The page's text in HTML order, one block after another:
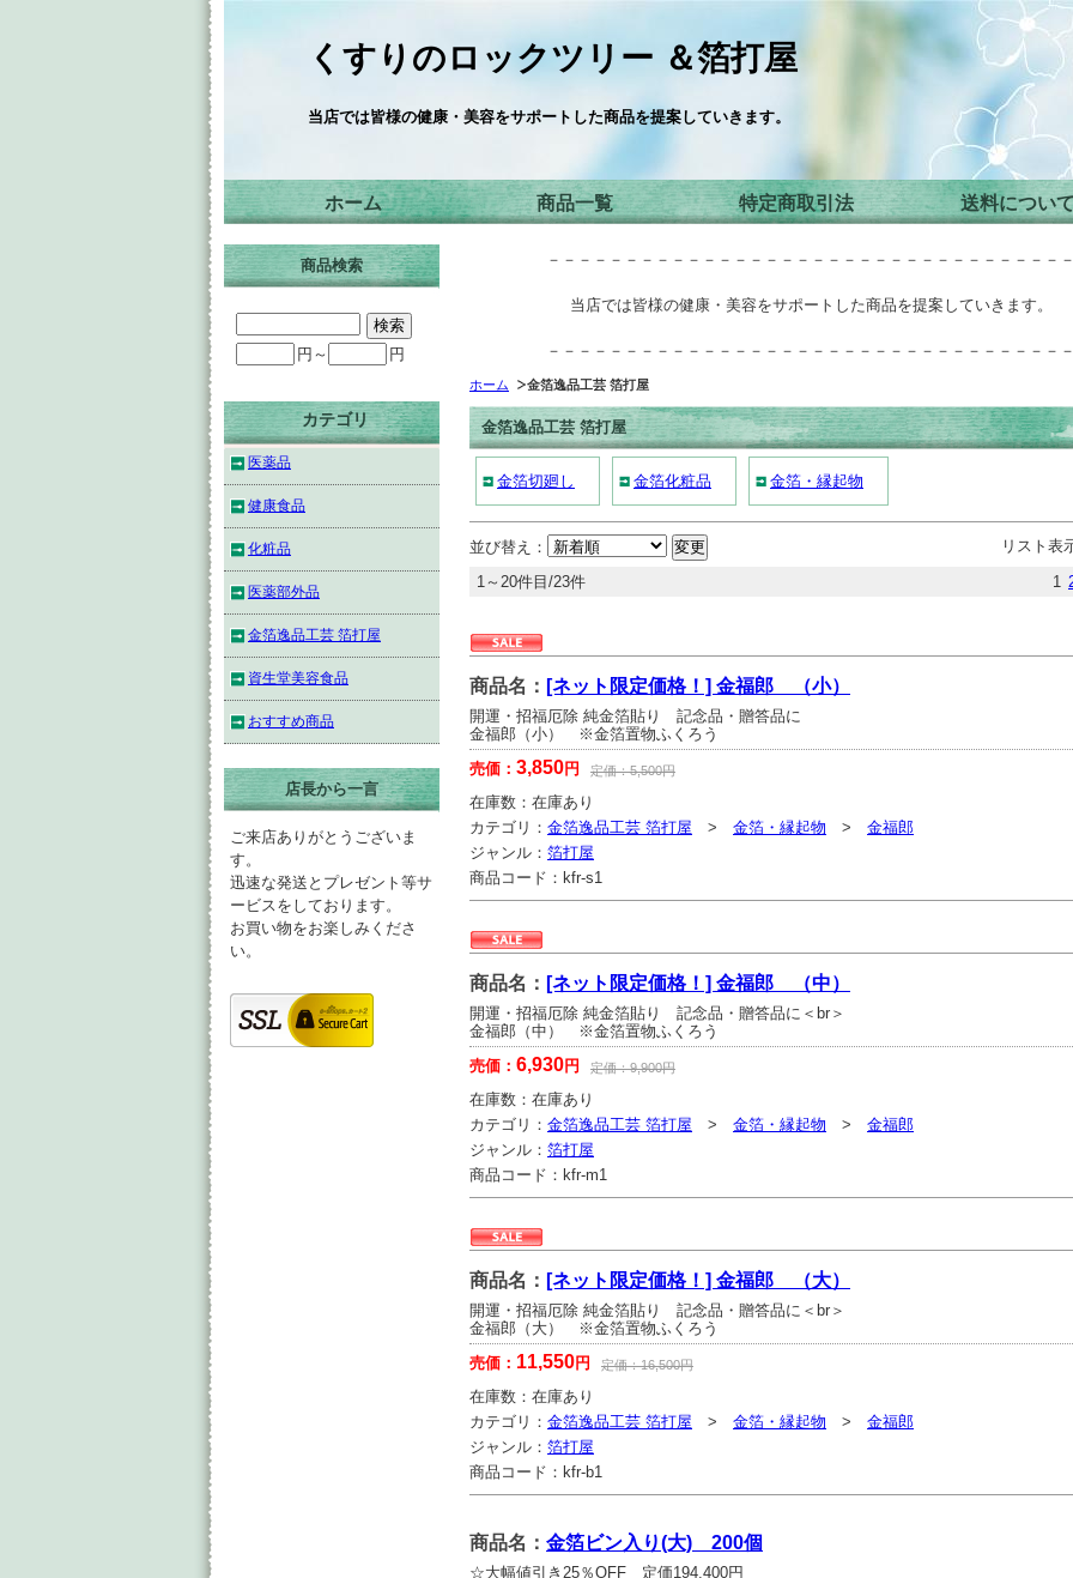
くすりのロックツリー ＆箔打屋
当店では皆様の健康・美容をサポートした商品を提案していきます。
ホーム 商品一覧 特定商取引法 送料につい
－－－－－－－－－－－－－－－－－－－－－－－－－－－－－－－－－
当店では皆様の健康・美容をサポートした商品を提案していきます。
－－－－－－－－－－－－－－－－－－－－－－－－－－－－－－－－－
ホーム 金箔逸品工芸 箔打屋
金箔逸品工芸 箔打屋
金箔切廻し 金箔化粧品 金箔・縁起物
リスト表
並び替え：
1
1～20件目/23件
商品名： [ネット限定価格！] 金福郎 （小）
開運・招福厄除 純金箔貼り 記念品・贈答品に
金福郎（小） ※金箔置物ふくろう
売価： 3,850円 定価：5,500円
在庫数： 在庫あり
カテゴリ： 金箔逸品工芸 箔打屋 > 金箔・縁起物 > 金福郎
ジャンル： 箔打屋
商品コード： kfr-s1
商品名： [ネット限定価格！] 金福郎 （中）
開運・招福厄除 純金箔貼り 記念品・贈答品に＜br＞
金福郎（中） ※金箔置物ふくろう
売価： 6,930円 定価：9,900円
在庫数： 在庫あり
カテゴリ： 金箔逸品工芸 箔打屋 > 金箔・縁起物 > 金福郎
ジャンル： 箔打屋
商品コード： kfr-m1
商品名： [ネット限定価格！] 金福郎 （大）
開運・招福厄除 純金箔貼り 記念品・贈答品に＜br＞
金福郎（大） ※金箔置物ふくろう
売価： 11,550円 定価：16,500円
在庫数： 在庫あり
カテゴリ： 金箔逸品工芸 箔打屋 > 金箔・縁起物 > 金福郎
ジャンル： 箔打屋
商品コード： kfr-b1
商品名： 金箔ビン入り(大) 200個
☆大幅値引き25％OFF 定価194.400円
商品検索
円～ 円
カテゴリ
医薬品
健康食品
化粧品
医薬部外品
金箔逸品工芸 箔打屋
資生堂美容食品
おすすめ商品
店長から一言
ご来店ありがとうございま
す。
迅速な発送とプレゼント等サ
ービスをしております。
お買い物をお楽しみくださ
い。